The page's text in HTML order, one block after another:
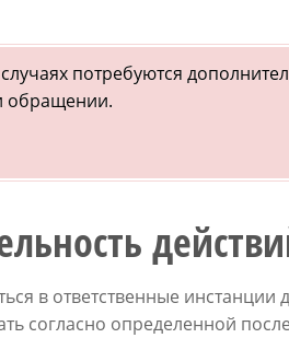
потребуются
обращении.
в ответственные инстанции
согласно определенной